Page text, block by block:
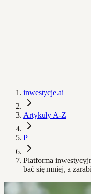
inwestycje.ai
Artykuły A-Z
P
Platforma
bać się mniej, a